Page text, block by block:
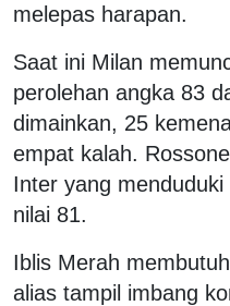
melepas harapan.
Saat ini Milan
perolehan angka 83
dimainkan, 25
empat kalah.
Inter yang
nilai 81.
Iblis Merah
alias tampil imbang